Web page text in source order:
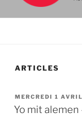
LA
ARTICLES
PUBLIÉ
LE
MERCREDI 1
Yo mit